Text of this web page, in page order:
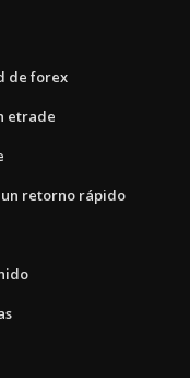
de forex
etrade
retorno rápido